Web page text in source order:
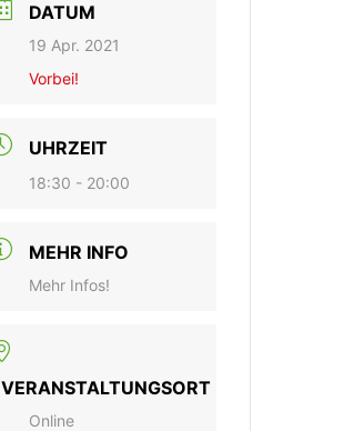
DATUM
19 Apr. 2021
Vorbei!
UHRZEIT
18:30 - 20:00
MEHR INFO
Mehr Infos!
VERANSTALTUNGSORT
Online